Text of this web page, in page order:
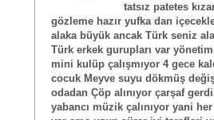
tatsız patetes
gözleme hazır yufka dan
alaka büyük ancak Türk seniz
Türk erkek gurupları var
mini kulüp çalışmıyor 4 gece
cocuk Meyve suyu dökmüş
odadan Çöp alınıyor çarşaf
yabancı müzik çalınıyor yani